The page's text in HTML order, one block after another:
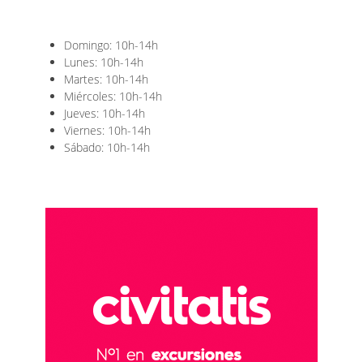
Domingo: 10h-14h
Lunes: 10h-14h
Martes: 10h-14h
Miércoles: 10h-14h
Jueves: 10h-14h
Viernes: 10h-14h
Sábado: 10h-14h